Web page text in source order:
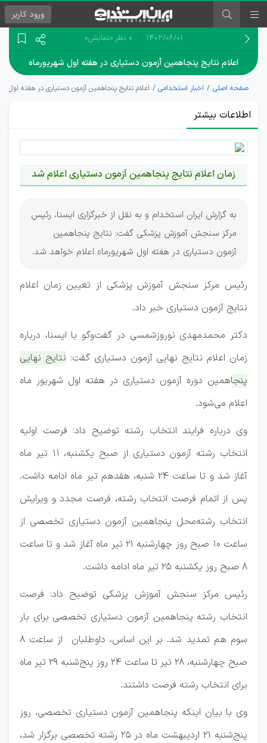
ورود کاربر
۱۴۰۲/۰۶/۰۱ 0 نظر «نمایش»
اعلام نتایج پنجاهمین آزمون دستیاری در هفته اول شهریورماه
صفحه اصلی اخبار استخدامی اعلام نتایج پنجاهمین آزمون دستیاری در هفته اول
اطلاعات بیشتر
زمان اعلام نتایج پنجاهمین آزمون دستیاری اعلام شد
به گزارش ایران استخدام و به نقل از خبرگزاری ایسنا، رئیس
مرکز سنجش آموزش پزشکی گفت: نتایج پنجاهمین
آزمون دستیاری در هفته اول شهریورماه اعلام خواهد شد.
رئیس مرکز سنجش آموزش پزشکی از تعیین زمان اعلام
نتایج آزمون دستیاری خبر داد.
دکتر محمدمهدی نوروزشمسی در گفت‌وگو با ایسنا، درباره
زمان اعلام نتایج نهایی آزمون دستیاری گفت: نتایج نهایی
پنجاهمین دوره آزمون دستیاری در هفته اول شهریور ماه
اعلام می‌شود.
وی درباره فرایند انتخاب رشته توضیح داد: فرصت اولیه
انتخاب رشته آزمون دستیاری از صبح یکشنبه، ۱۱ تیر ماه
آغاز شد و تا ساعت ۲۴ شنبه، هفدهم تیر ماه ادامه داشت.
پس از اتمام فرصت انتخاب رشته، فرصت مجدد و ویرایش
انتخاب رشته‌محل پنجاهمین آزمون دستیاری تخصصی از
ساعت ۱۰ صبح روز چهارشنبه ۲۱ تیر ماه آغاز شد و تا ساعت
۸ صبح روز یکشنبه ۲۵ تیر ماه ادامه داشت.
رئیس مرکز سنجش آموزش پزشکی توضیح داد: فرصت
انتخاب رشته پنجاهمین آزمون دستیاری تخصصی برای بار
سوم هم تمدید شد. بر این اساس، داوطلبان از ساعت ۸
صبح چهارشنبه، ۲۸ تیر تا ساعت ۲۴ روز پنج‌شنبه ۲۹ تیر ماه
برای انتخاب رشته فرصت داشتند.
وی با بیان اینکه پنجاهمین آزمون دستیاری تخصصی، روز
پنج‌شنبه ۲۱ اردیبهشت ماه در ۲۵ رشته تخصصی برگزار شد،